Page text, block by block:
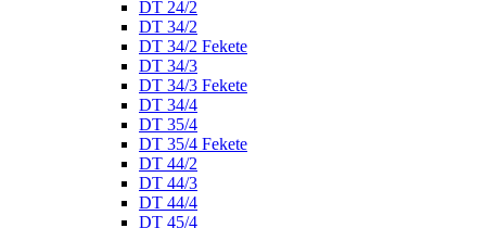
DT 24/2
DT 34/2
DT 34/2 Fekete
DT 34/3
DT 34/3 Fekete
DT 34/4
DT 35/4
DT 35/4 Fekete
DT 44/2
DT 44/3
DT 44/4
DT 45/4